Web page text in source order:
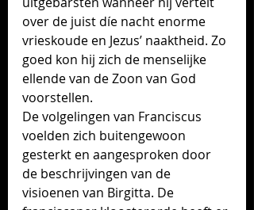
over de juist díe nacht enorme
vrieskou­de en Jezus’ naaktheid. Zo
goed kon hij zich de menselijke
ellende van de Zoon van God
voorstellen.
De volgelingen van Franciscus
voelden zich buitengewoon
gesterkt en aangesproken door
de beschrijvingen van de
visioenen van Birgitta. De